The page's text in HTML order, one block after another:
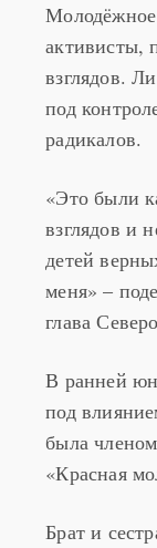
активисты,
взглядов.
под
радикалов.
«Это были
взглядов и
детей
меня» –
глава
В ранней
под
была
«Красная
Брат и